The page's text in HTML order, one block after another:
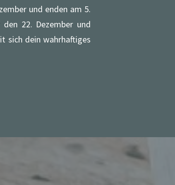
und enden am 5.
22. Dezember und
sich dein wahrhaftiges